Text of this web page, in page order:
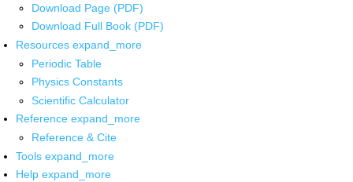
Download Page (PDF)
Download Full Book (PDF)
Resources expand_more
Periodic Table
Physics Constants
Scientific Calculator
Reference expand_more
Reference & Cite
Tools expand_more
Help expand_more